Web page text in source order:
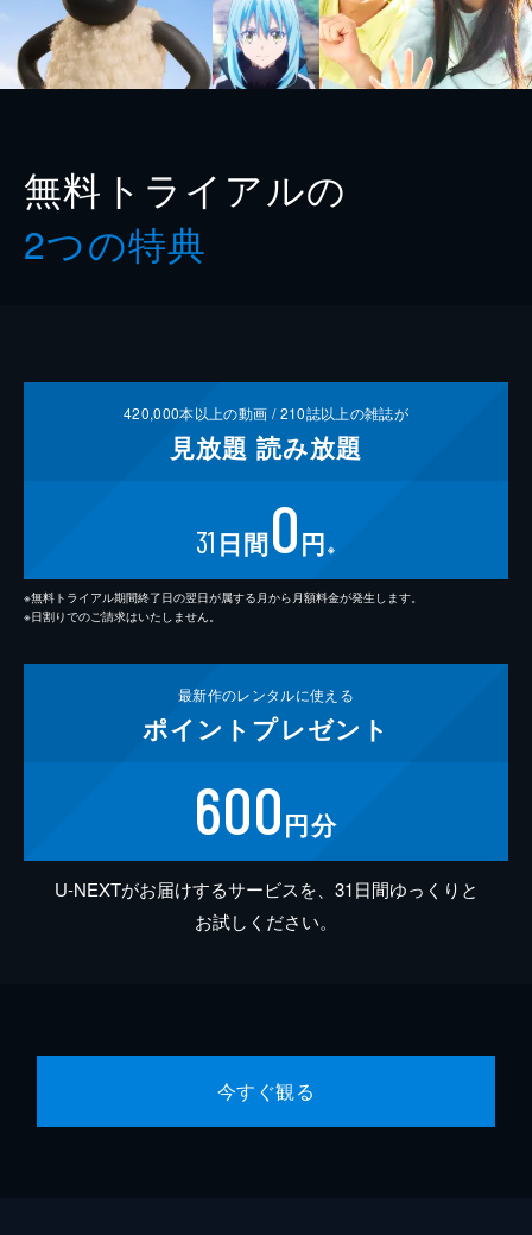
無料トライアルの
2つの特典
420,000本以上の動画 /210誌以上の雑誌が
見放題 読み放題
31 日間0円 ※
※無料トライアル期間終了日の翌日が属する月から月額料金が発生します。
※日割りでのご請求はいたしません。
最新作のレンタルに使える
ポイント プレゼント
600円分
U-NEXTがお届けするサービスを、31日間ゆっくりと
お試しください。
今すぐ観る